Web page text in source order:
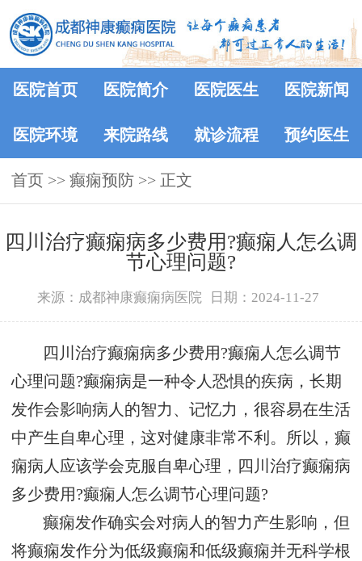
医院首页 医院简介 医院医生 医院新闻
医院环境 来院路线 就诊流程 预约医生
首页 >> 癫痫预防 >> 正文
四川治疗癫痫病多少费用?癫痫人怎么调
节心理问题?
来源：成都神康癫痫病医院 日期：2024-11-27
四川治疗癫痫病多少费用?癫痫人怎么调节
心理问题?癫痫病是一种令人恐惧的疾病，长期
发作会影响病人的智力、记忆力，很容易在生活
中产生自卑心理，这对健康非常不利。所以，癫
痫病人应该学会克服自卑心理，四川治疗癫痫病
多少费用?癫痫人怎么调节心理问题?
癫痫发作确实会对病人的智力产生影响，但
将癫痫发作分为低级癫痫和低级癫痫并无科学根